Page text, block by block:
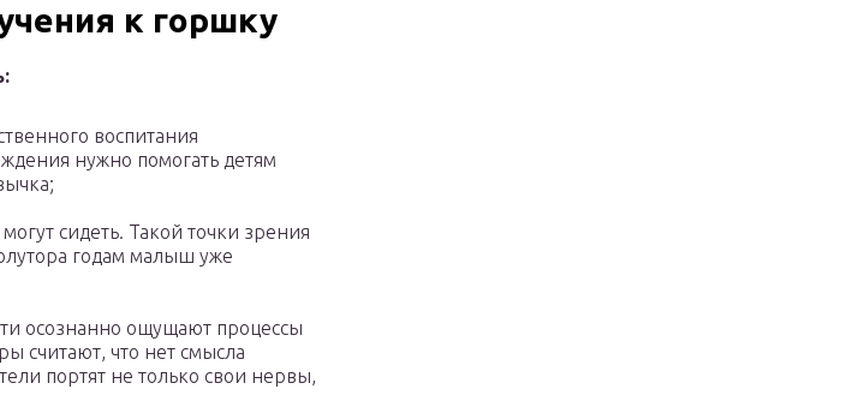
к горшку
воспитания
нужно помогать детям
сидеть. Такой точки зрения
годам малыш уже
осознанно ощущают процессы
считают, что нет смысла
портят не только свои нервы,